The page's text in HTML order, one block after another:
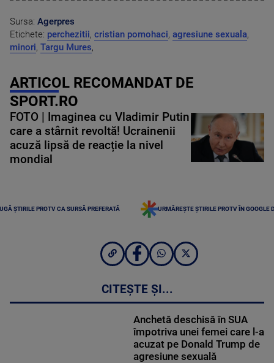
Sursa: Agerpres
Etichete: perchezitii, cristian pomohaci, agresiune sexuala,
minori, Targu Mures,
ARTICOL RECOMANDAT DE
SPORT.RO
FOTO | Imaginea cu Vladimir Putin
care a stârnit revoltă! Ucrainenii
acuză lipsă de reacție la nivel
mondial
ȘTIRILE PROTV CA SURSĂ PREFERATĂ URMĂREȘTE ȘTIRILE PROTV ÎN GOOGLE
CITEȘTE ȘI...
Anchetă deschisă în SUA
împotriva unei femei care l-a
acuzat pe Donald Trump de
agresiune sexuală